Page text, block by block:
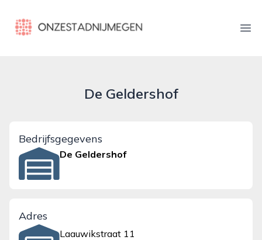
onzestadnijmegen.nl
De Geldershof
Bedrijfsgegevens
De Geldershof
Adres
Laauwikstraat 11